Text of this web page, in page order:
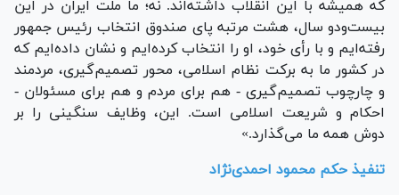
که همیشه با این انقلاب داشته‌اند. نه؛ ما ملت ایران در این
بیست‌ودو سال، هشت مرتبه پای صندوق انتخاب رئیس جمهور
رفته‌ایم و با رأی خود، او را انتخاب کرده‌ایم و نشان داده‌ایم که
در کشور ما به برکت نظام اسلامی، محور تصمیم‌گیری، مردمند
و چارچوب تصمیم‌گیری - هم برای مردم و هم برای مسئولان -
احکام و شریعت اسلامی است. این، وظایف سنگینی را بر
دوش همه ما می‌گذارد.»
تنفیذ حکم محمود احمدی‌نژاد